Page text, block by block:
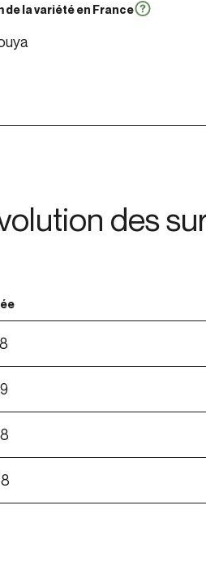
de la variété en France
des